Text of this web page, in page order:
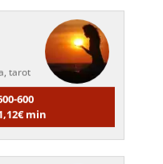
tarot
600
min